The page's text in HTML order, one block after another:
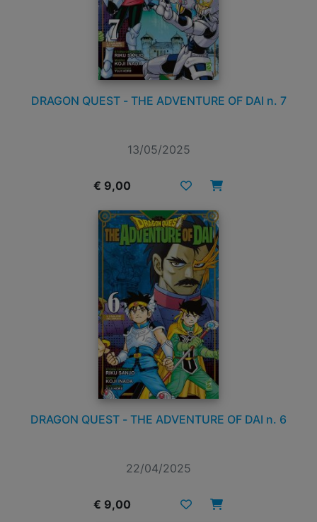
DRAGON QUEST - THE ADVENTURE OF DAI n. 7
13/05/2025
€ 9,00
DRAGON QUEST - THE ADVENTURE OF DAI n. 6
22/04/2025
€ 9,00